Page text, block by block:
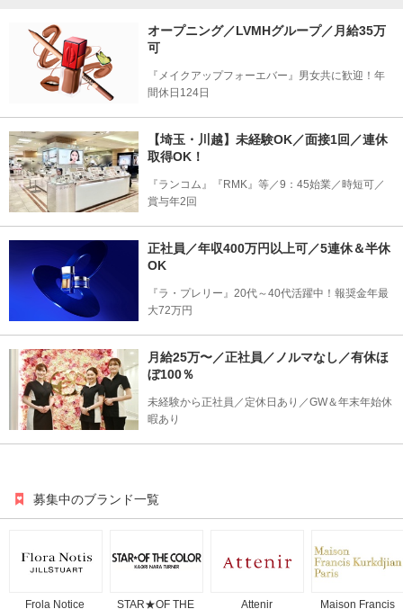
オープニング／LVMHグループ／月給35万
可
『メイクアップフォーエバー』男女共に歓迎！年
間休日124日
【埼玉・川越】未経験OK／面接1回／連休
取得OK！
『ランコム』『RMK』等／9：45始業／時短可／
賞与年2回
正社員／年収400万円以上可／5連休＆半休
OK
『ラ・プレリー』20代～40代活躍中！報奨金年最
大72万円
月給25万〜／正社員／ノルマなし／有休ほ
ぼ100％
未経験から正社員／定休日あり／GW＆年末年始休
暇あり
募集中のブランド一覧
Frola Notice
STAR★OF THE
Attenir
Maison Francis